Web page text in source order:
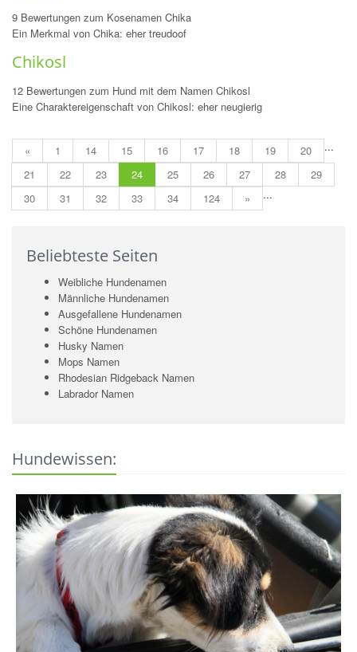
9 Bewertungen zum Kosenamen Chika
Ein Merkmal von Chika: eher treudoof
Chikosl
12 Bewertungen zum Hund mit dem Namen Chikosl
Eine Charaktereigenschaft von Chikosl: eher neugierig
« 1 ...
14 15 16 17 18 19
20
21
22 23 24 25 26 27 28
29
30
31 32 33 34 ...
124 »
Beliebteste Seiten
Weibliche Hundenamen
Männliche Hundenamen
Ausgefallene Hundenamen
Schöne Hundenamen
Husky Namen
Mops Namen
Rhodesian Ridgeback Namen
Labrador Namen
Hundewissen: